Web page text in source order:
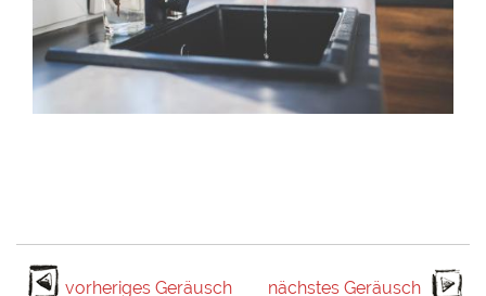
vorheriges Geräusch nächstes Geräusch